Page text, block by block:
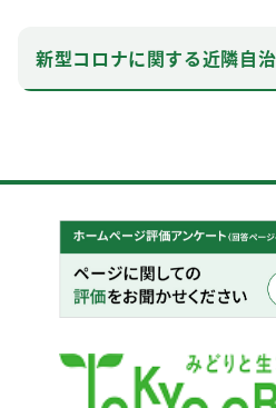
新型コロナに関する近隣自